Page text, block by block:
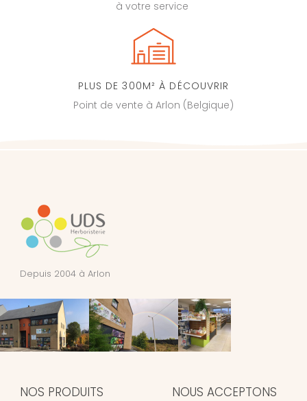
à votre service
PLUS DE 300M² À DÉCOUVRIR
Point de vente à Arlon (Belgique)
Depuis 2004 à Arlon
NOS PRODUITS NOUS ACCEPTONS